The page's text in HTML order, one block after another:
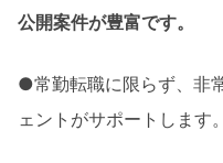
公開案件が豊富です。
●常勤転職に限らず、非
ェントがサポートします。